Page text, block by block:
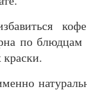
по блюдцам